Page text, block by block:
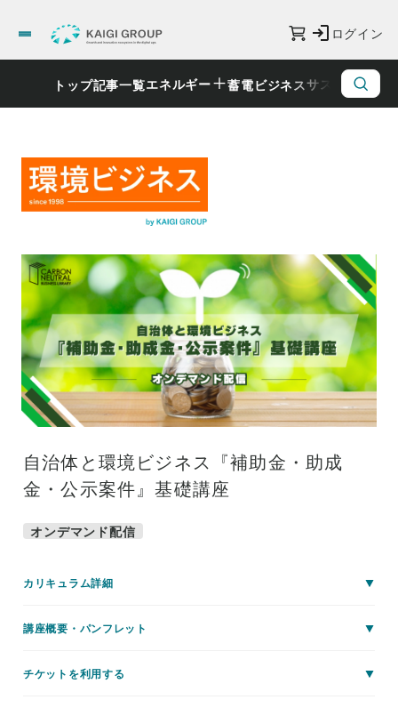
ログイン
トップ記事一覧エネルギー 蓄電ビジネスサステナビリ
自治体と環境ビジネス『補助金・助成
金・公示案件』基礎講座
オンデマンド配信
カリキュラム詳細
講座概要・パンフレット
チケットを利用する